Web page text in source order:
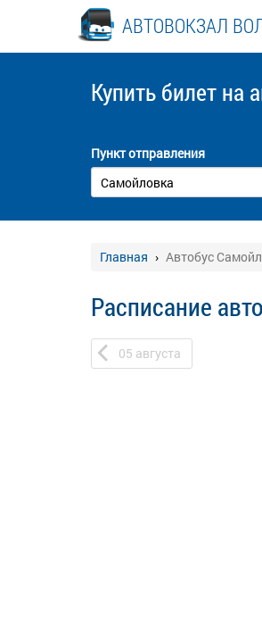
АВТОВОКЗАЛ
Купить билет на
Пункт отправления
Главная Автобус
Расписание
05 августа